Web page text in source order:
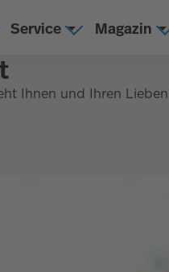
Service Magazin
Ihnen und Ihren